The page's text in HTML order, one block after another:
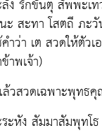
ง รักขันตุ สัพพะเท
สะทา โสตถี ภะ
ว่า เต สวดให้ตัวเ
าพเจ้า)
วสวดเฉพาะพุทธ
ะหัง สัมมาสัมพุทโ